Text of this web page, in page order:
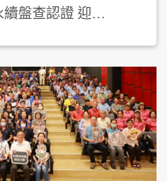
續盤查認證 迎…